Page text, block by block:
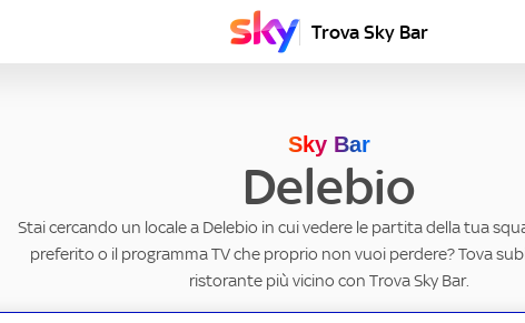
Trova Sky Bar
Sky Bar
Delebio
Stai cercando un locale a Delebio in cui vedere le partita della tua
preferito o il programma TV che proprio non vuoi perdere? Tova
ristorante più vicino con Trova Sky Bar.